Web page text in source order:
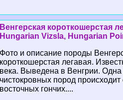
Венгерская короткошерстая
Hungarian Vizsla, Hungarian
Фото и описание породы
короткошерстая легавая.
века. Выведена в Венгрии.
чистокровных пород происходит
восточных гончих....